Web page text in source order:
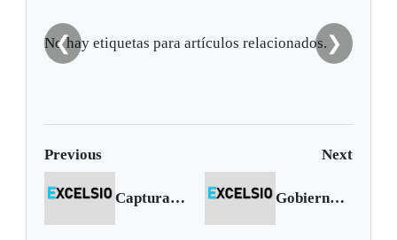
❮
No hay etiquetas para artículos relacionados.❯
Previous Next
Capturado homicida múltiple Gobierno insiste en acabar con la dosis mínima